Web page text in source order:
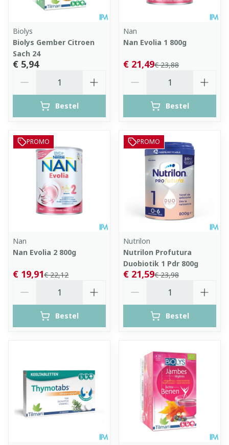
Biolys
Biolys Gember Citroen
Sach 24
€ 5,94
Bestel
Nan
Nan Evolia 1 800g
€ 23,88
€ 21,49
Bestel
PROMO
Nan
Nan Evolia 2 800g
€ 22,12
€ 19,91
Bestel
PROMO
Nutrilon
Nutrilon Profutura
Duobiotik 1 Pdr 800g
€ 23,98
€ 21,59
Bestel